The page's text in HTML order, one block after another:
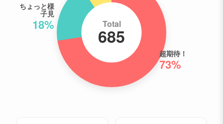
超期待！
73%
ちょっと様
子見
18% Total
685